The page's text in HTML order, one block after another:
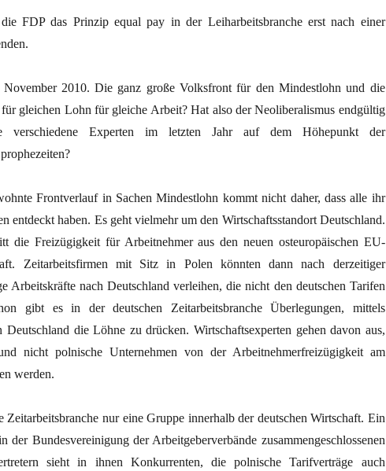
FDP das Prinzip equal pay in der Leiharbeitsbranche erst nach einer
November 2010. Die ganz große Volksfront für den Mindestlohn und die
für gleichen Lohn für gleiche Arbeit? Hat also der Neoliberalismus endgültig
verschiedene Experten im letzten Jahr auf dem Höhepunkt der
Frontverlauf in Sachen Mindestlohn kommt nicht daher, dass alle ihr
entdeckt haben. Es geht vielmehr um den Wirtschaftsstandort Deutschland.
die Freizügigkeit für Arbeitnehmer aus den neuen osteuropäischen EU-
Zeitarbeitsfirmen mit Sitz in Polen könnten dann nach derzeitiger
Arbeitskräfte nach Deutschland verleihen, die nicht den deutschen Tarifen
gibt es in der deutschen Zeitarbeitsbranche Überlegungen, mittels
Deutschland die Löhne zu drücken. Wirtschaftsexperten gehen davon aus,
nicht polnische Unternehmen von der Arbeitnehmerfreizügigkeit am
werden.
Zeitarbeitsbranche nur eine Gruppe innerhalb der deutschen Wirtschaft. Ein
der Bundesvereinigung der Arbeitgeberverbände zusammengeschlossenen
sieht in ihnen Konkurrenten, die polnische Tarifverträge auch